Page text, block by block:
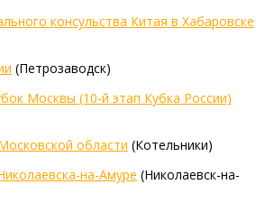
консульства Китая в Хабаровске
(Петрозаводск)
Москвы (10-й этап Кубка России)
области (Котельники)
на-Амуре (Николаевск-на-